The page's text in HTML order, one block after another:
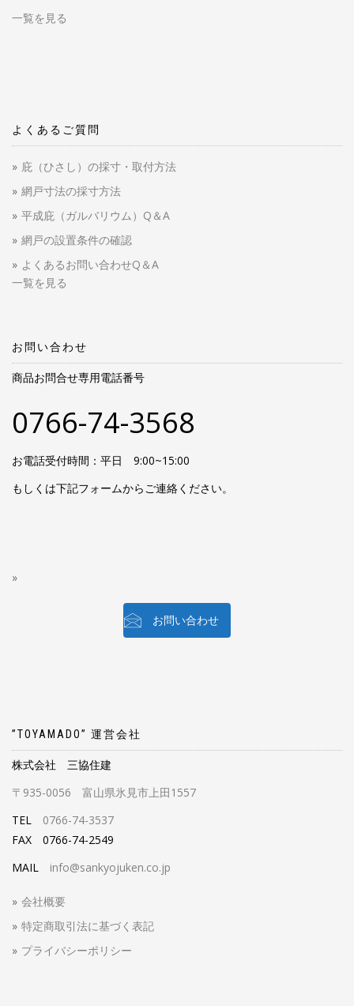
一覧を見る
よくあるご質問
庇（ひさし）の採寸・取付方法
網戸寸法の採寸方法
平成庇（ガルバリウム）Q＆A
網戸の設置条件の確認
よくあるお問い合わせQ＆A
一覧を見る
お問い合わせ
商品お問合せ専用電話番号
0766-74-3568
お電話受付時間：平日 9:00~15:00
もしくは下記フォームからご連絡ください。
お問い合わせ
”TOYAMADO” 運営会社
株式会社 三協住建
〒935-0056 富山県氷見市上田1557
TEL 0766-74-3537
FAX 0766-74-2549
MAIL info@sankyojuken.co.jp
会社概要
特定商取引法に基づく表記
プライバシーポリシー